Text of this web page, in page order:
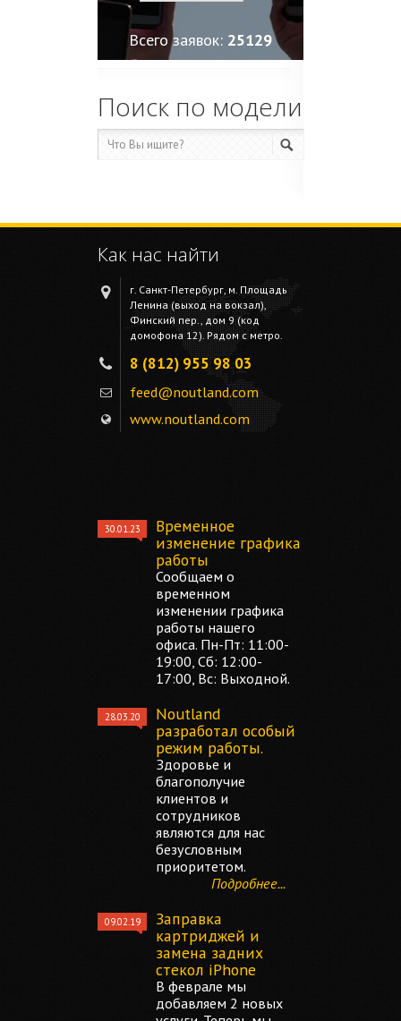
Всего заявок: 25129
Поиск по модели
Как нас найти
г. Санкт-Петербург, м. Площадь
Ленина (выход на вокзал),
Финский пер., дом 9 (код
домофона 12). Рядом с метро.
8 (812) 955 98 03
feed@noutland.com
www.noutland.com
30.01.23
Временное
изменение графика
работы
Сообщаем о
временном
изменении графика
работы нашего
офиса. Пн-Пт: 11:00-
19:00, Сб: 12:00-
17:00, Вс: Выходной.
28.03.20
Noutland
разработал особый
режим работы.
Здоровье и
благополучие
клиентов и
сотрудников
являются для нас
безусловным
приоритетом.
Подробнее...
09.02.19
Заправка
картриджей и
замена задних
стекол iPhone
В феврале мы
добавляем 2 новых